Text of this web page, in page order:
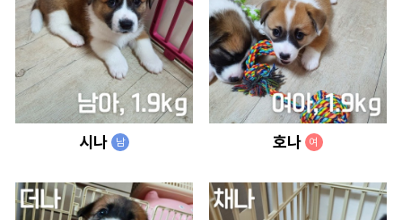
시나 남 호나 여